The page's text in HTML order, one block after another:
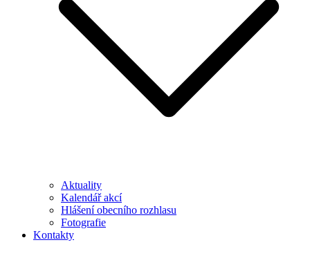
Aktuality
Kalendář akcí
Hlášení obecního rozhlasu
Fotografie
Kontakty